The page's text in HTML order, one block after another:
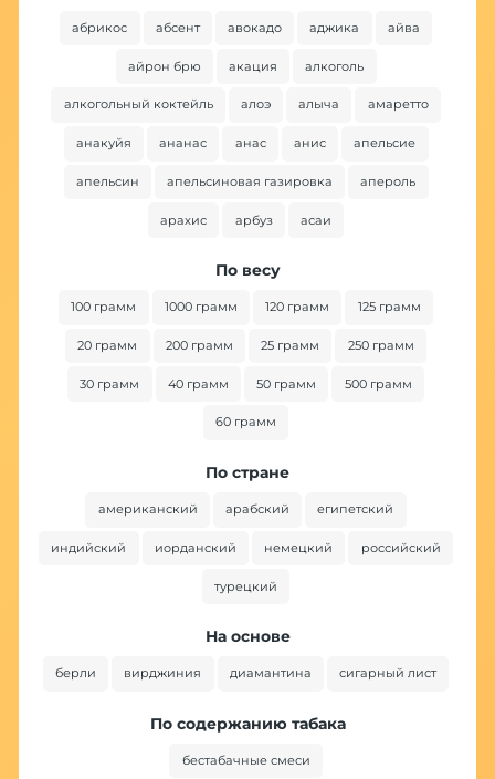
абрикос абсент авокадо аджика айва
айрон брю акация алкоголь
алкогольный коктейль алоэ алыча амаретто
анакуйя ананас анас анис апельсие
апельсин апельсиновая газировка апероль
арахис арбуз асаи
По весу
100 грамм 1000 грамм 120 грамм 125 грамм
20 грамм 200 грамм 25 грамм 250 грамм
30 грамм 40 грамм 50 грамм 500 грамм
60 грамм
По стране
американский арабский египетский
индийский иорданский немецкий российский
турецкий
На основе
берли вирджиния диамантина сигарный лист
По содержанию табака
бестабачные смеси